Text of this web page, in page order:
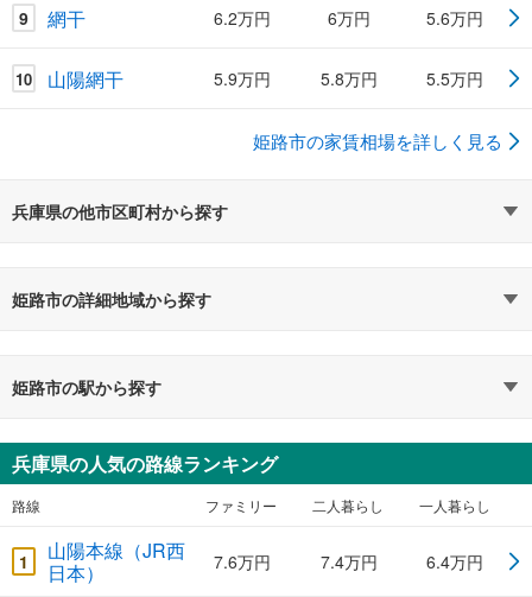
9 網干 6.2万円 6万円 5.6万円
10 山陽網干 5.9万円 5.8万円 5.5万円
姫路市の家賃相場を詳しく見る
兵庫県の他市区町村から探す
姫路市の詳細地域から探す
姫路市の駅から探す
兵庫県の人気の路線ランキング
路線 ファミリー 二人暮らし 一人暮らし
1
山陽本線（JR西
日本）
7.6万円 7.4万円 6.4万円